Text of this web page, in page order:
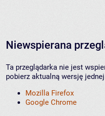
Niewspierana
Ta przeglądarka nie jest
pobierz aktualną wersję
Mozilla Firefox
Google Chrome